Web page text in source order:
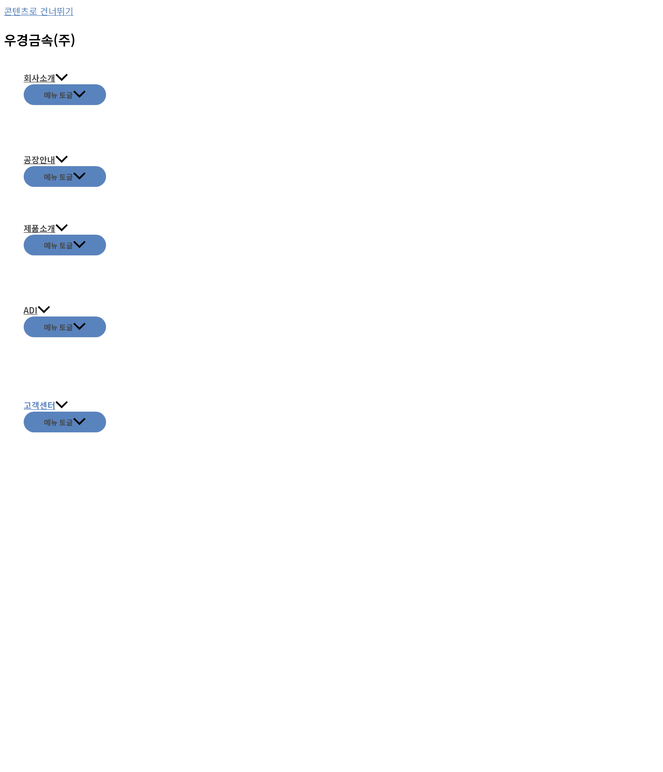
콘텐츠로 건너뛰기
우경금속(주)
회사소개
메뉴 토글
공장안내
메뉴 토글
제품소개
메뉴 토글
ADI
메뉴 토글
고객센터
메뉴 토글